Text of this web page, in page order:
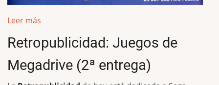
Leer más
Retropublicidad: Juegos de
Megadrive (2ª entrega)